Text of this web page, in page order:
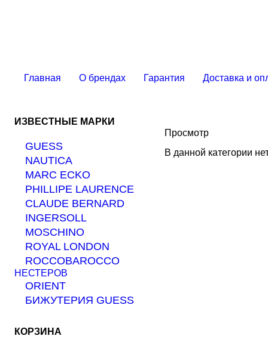
Главная О брендах Гарантия Доставка и
ИЗВЕСТНЫЕ МАРКИ
GUESS
NAUTICA
MARС ECKO
PHILLIPE LAURENCE
CLAUDE BERNARD
INGERSOLL
MOSCHINO
ROYAL LONDON
ROCCOBAROCCO
НЕСТЕРОВ
ORIENT
БИЖУТЕРИЯ GUESS
КОРЗИНА
Просмотр
В данной категории